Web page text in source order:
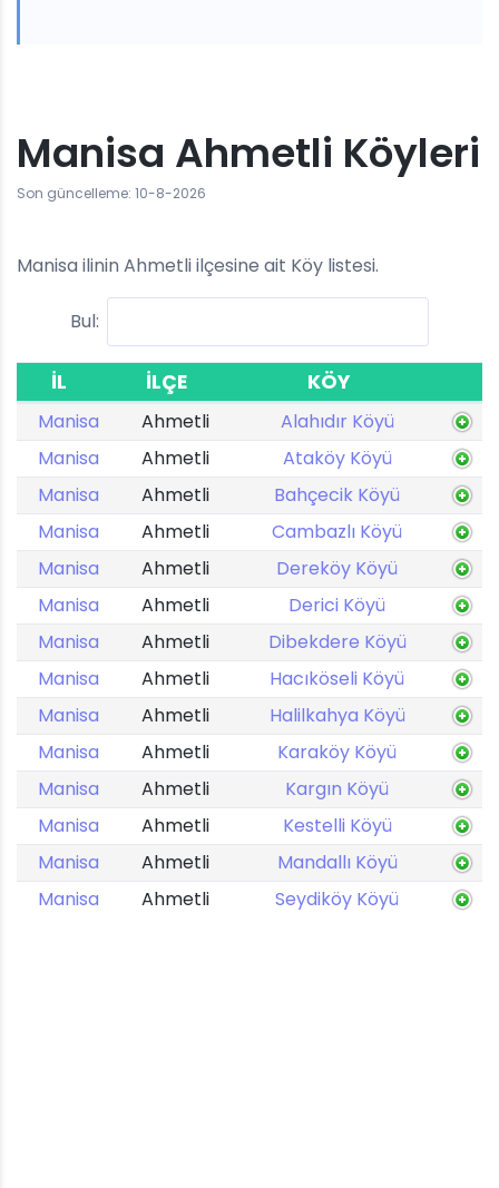
Manisa Ahmetli Köyleri
Son güncelleme: 10-8-2026
Manisa ilinin Ahmetli ilçesine ait Köy listesi.
Bul:
İL İLÇE KÖY
Manisa Ahmetli
Alahıdır Köyü
Manisa
Ahmetli
Ataköy Köyü
Manisa
Ahmetli
Bahçecik Köyü
Manisa
Ahmetli
Cambazlı Köyü
Manisa
Ahmetli
Dereköy Köyü
Manisa
Ahmetli
Derici Köyü
Manisa
Ahmetli
Dibekdere Köyü
Manisa
Ahmetli
Hacıköseli Köyü
Manisa
Ahmetli
Halilkahya Köyü
Manisa
Ahmetli
Karaköy Köyü
Manisa
Ahmetli
Kargın Köyü
Manisa
Ahmetli
Kestelli Köyü
Manisa
Ahmetli
Mandallı Köyü
Manisa
Ahmetli Seydiköy Köyü